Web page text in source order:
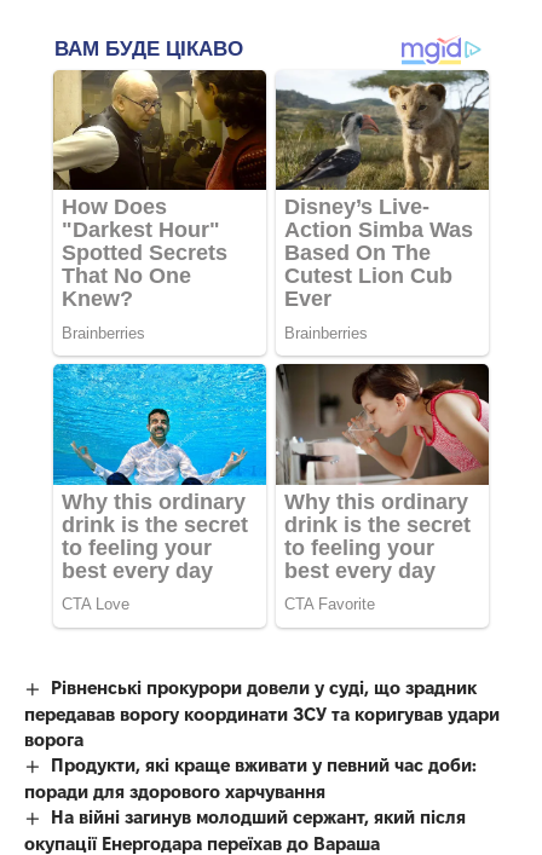
Рівненські прокурори довели у суді, що зрадник
передавав ворогу координати ЗСУ та коригував удари
ворога
Продукти, які краще вживати у певний час доби:
поради для здорового харчування
На війні загинув молодший сержант, який після
окупації Енергодара переїхав до Вараша